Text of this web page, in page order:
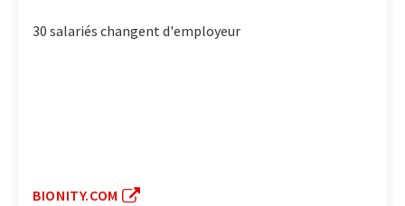
30 salariés changent d'employeur
BIONITY.COM